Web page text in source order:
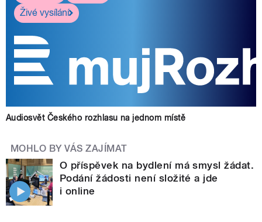
Živé vysílání
Audiosvět Českého rozhlasu na jednom místě
MOHLO BY VÁS ZAJÍMAT
O příspěvek na bydlení má smysl žádat.
Podání žádosti není složité a jde
i online